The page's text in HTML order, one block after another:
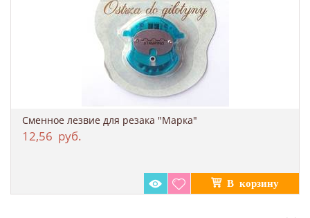
Сменное лезвие для резака "Марка"
12,56 руб.